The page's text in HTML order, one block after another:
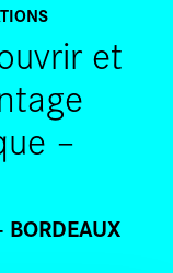
et
–
BORDEAUX